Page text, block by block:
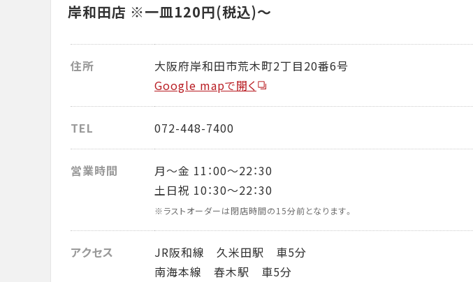
岸和田店 ※一皿120円(税込)～
住所
大阪府岸和田市荒木町2丁目20番6号
Google mapで開く
TEL 072-448-7400
営業時間
月～金 11：00～22：30
土日祝 10：30～22：30
※ラストオーダーは閉店時間の15分前となります。
アクセス
JR阪和線 久米田駅 車5分
南海本線 春木駅 車5分